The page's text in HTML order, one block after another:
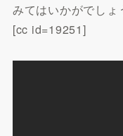
みてはいかがでしょ
[cc id=19251]